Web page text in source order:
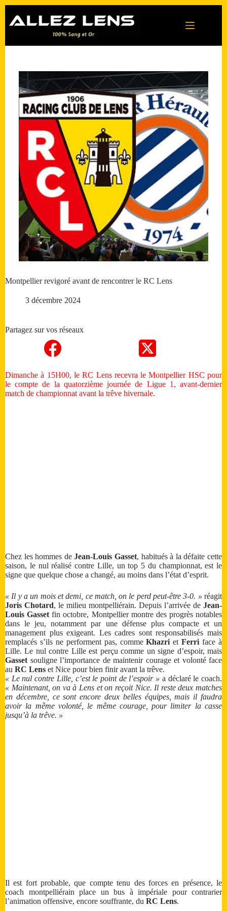
contenu
Montpellier revigoré avant de rencontrer le RC Lens
3 décembre 2024
Partagez sur vos réseaux
Dimanche à 15H00, le RC Lens recevra le Montpellier HSC pour
le compte de la quatorzième journée de Ligue 1, avant-dernier
match de championnat avant la trêve hivernale.
Chez les hommes deJean-Louis Gasset, habitués à la défaite cette
saison, le nul réalisé contre Lille, un top 5 du championnat, est le
signe que quelque chose a changé, au moins dans l’état d’esprit.
« Il y a un mois et demi, ce match, on le perd peut-être 3-0. » réagit
Joris Chotard, le milieu montpelliérain. Depuis l’arrivée de Jean-
Louis Gasset fin octobre, Montpellier montre des progrès notables
dans le jeu, notamment par une défense plus compacte et un
management plus exigeant. Les cadres sont responsabilisés mais
remplacés s’ils ne performent pas, commeKhazri etFerri face à
Lille. Le nul contre Lille est perçu comme un signe d’espoir, mais
Gasset souligne l’importance de maintenir courage et volonté face
au RC Lens et Nice pour bien finir avant la trêve.
« Le nul contre Lille, c’est le point de l’espoir » a déclaré le coach.
« Maintenant, on va à Lens et on reçoit Nice. Il reste deux matches
en décembre, ce sont encore deux belles équipes, mais il faudra
avoir la même volonté, le même courage, pour limiter la casse
jusqu’à la trêve. »
Il est fort probable, que compte tenu des forces en présence, le
coach montpelliérain place un bus à impériale pour contrarier
l’animation offensive, encore souffrante, du RC Lens.